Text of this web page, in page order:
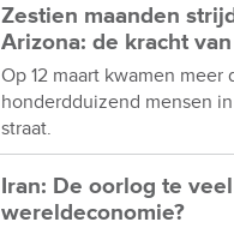
Zestien maanden
Arizona: de kracht
Op 12 maart kwamen meer
honderdduizend mensen
straat.
Iran: De oorlog te
wereldeconomie?